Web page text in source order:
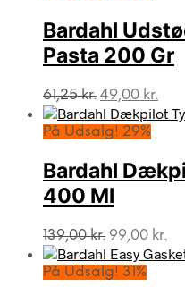
Bardahl
Pasta 200 Gr
61,25kr. Den
oprindelige
pris
61,25 kr..
49,00 kr.
På Udsalg! 29%
Bardahl
400 Ml
139,00kr. Den
pris
99,00 kr.
På Udsalg! 31%